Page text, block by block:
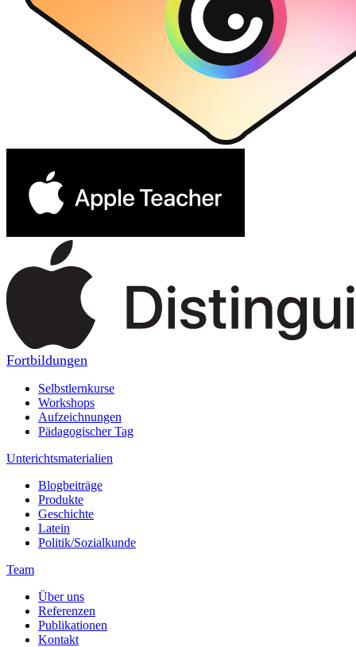
Fortbildungen
Selbstlernkurse
Workshops
Aufzeichnungen
Pädagogischer Tag
Unterichtsmaterialien
Blogbeiträge
Produkte
Geschichte
Latein
Politik/Sozialkunde
Team
Über uns
Referenzen
Publikationen
Kontakt